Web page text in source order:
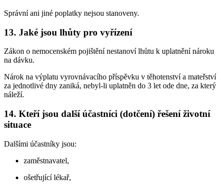
Správní ani jiné poplatky nejsou stanoveny.
13. Jaké jsou lhůty pro vyřízení
Zákon o nemocenském pojištění nestanoví lhůtu k uplatnění nároku
na dávku.
Nárok na výplatu vyrovnávacího příspěvku v těhotenství a mateřství
za jednotlivé dny zaniká, nebyl-li uplatněn do 3 let ode dne, za který
náleží.
14. Kteří jsou další účastníci (dotčení) řešení životní
situace
Dalšími účastníky jsou:
zaměstnavatel,
ošetřující lékař,